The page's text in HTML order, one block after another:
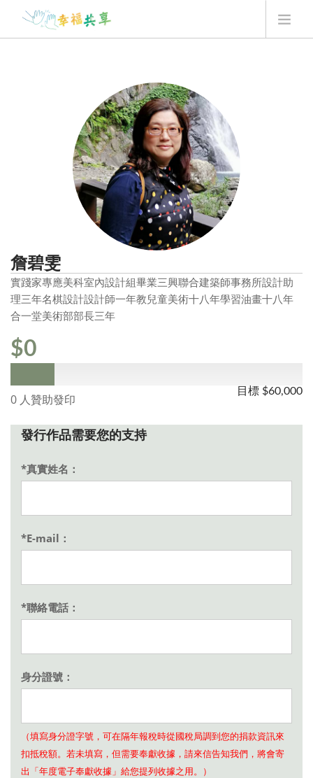
最新一季翻翻卡
登入
詹碧雯
實踐家專應美科室內設計組畢業三興聯合建築師事務所設計助
理三年名棋設計設計師一年教兒童美術十八年學習油畫十八年
合一堂美術部部長三年
$0
0 人贊助發印
目標 $60,000
發行作品需要您的支持
*真實姓名：
*E-mail：
*聯絡電話：
身分證號：
（填寫身分證字號，可在隔年報稅時從國稅局調到您的捐款資訊來
扣抵稅額。若未填寫，但需要奉獻收據，請來信告知我們，將會寄
出「年度電子奉獻收據」給您提列收據之用。）